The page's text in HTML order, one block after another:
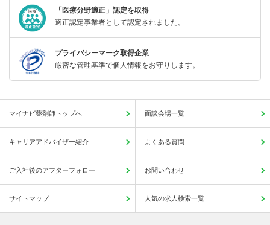
「医療分野適正」認定を取得
適正認定事業者として認定されました。
プライバシーマーク取得企業
厳密な管理基準で個人情報をお守りします。
マイナビ薬剤師トップへ 面談会場一覧
キャリアアドバイザー紹介 よくある質問
ご入社後のアフターフォロー お問い合わせ
サイトマップ 人気の求人検索一覧